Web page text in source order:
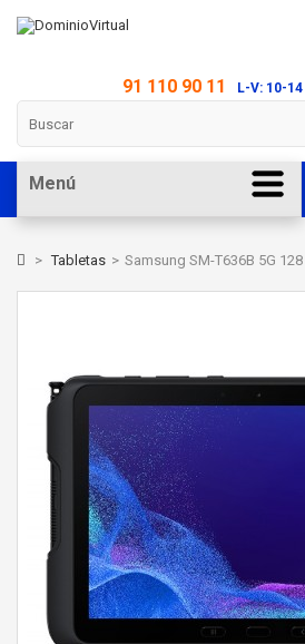
91 110 90 11 L-V: 10-
Menú
> Tabletas > Samsung SM-T636B 5G